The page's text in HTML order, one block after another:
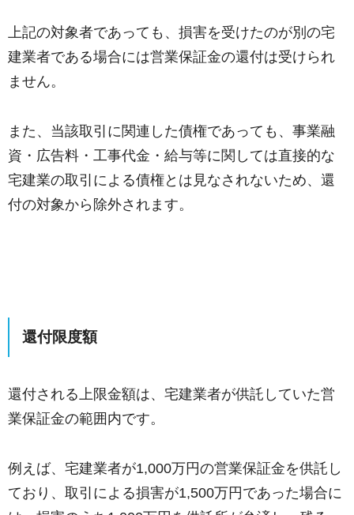
上記の対象者であっても、損害を受けたのが別の宅
建業者である場合には営業保証金の還付は受けられ
ません。
また、当該取引に関連した債権であっても、事業融
資・広告料・工事代金・給与等に関しては直接的な
宅建業の取引による債権とは見なされないため、還
付の対象から除外されます。
還付限度額
還付される上限金額は、宅建業者が供託していた営
業保証金の範囲内です。
例えば、宅建業者が1,000万円の営業保証金を供託し
ており、取引による損害が1,500万円であった場合に